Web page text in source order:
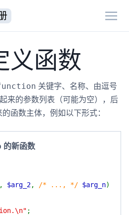
义函数
关键字、名称、由逗号
来的参数列表（可能为空），后
函数主体，例如以下形式：
的新函数
, $arg_2, /* ..., */ $arg_n)
;